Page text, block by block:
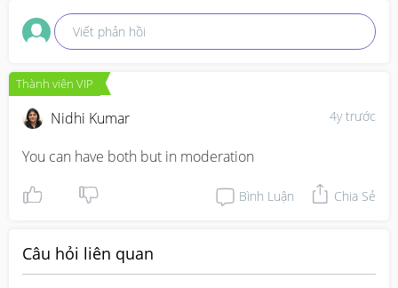
Viết phản hồi
Thành viên VIP
4y trước
Nidhi Kumar
You can have both but in moderation
Bình Luận Chia Sẻ
Câu hỏi liên quan